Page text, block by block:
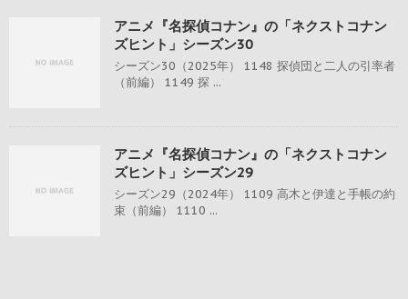
アニメ『名探偵コナン』の「ネクストコナン
ズヒント」シーズン30
シーズン30（2025年） 1148 探偵団と二人の引率者
（前編） 1149 探 ...
アニメ『名探偵コナン』の「ネクストコナン
ズヒント」シーズン29
シーズン29（2024年） 1109 高木と伊達と手帳の約
束（前編） 1110 ...